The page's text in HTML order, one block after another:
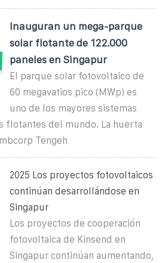
Inauguran un mega-parque
solar flotante de 122.000
paneles en Singapur
El parque solar fotovoltaico de
60 megavatios pico (MWp) es
uno de los mayores sistemas
flotantes del mundo. La huerta
Tengeh
2025 Los proyectos fotovoltaicos
continúan desarrollándose en
Singapur
Los proyectos de cooperación
fotovoltaica de Kinsend en
Singapur continúan aumentando,